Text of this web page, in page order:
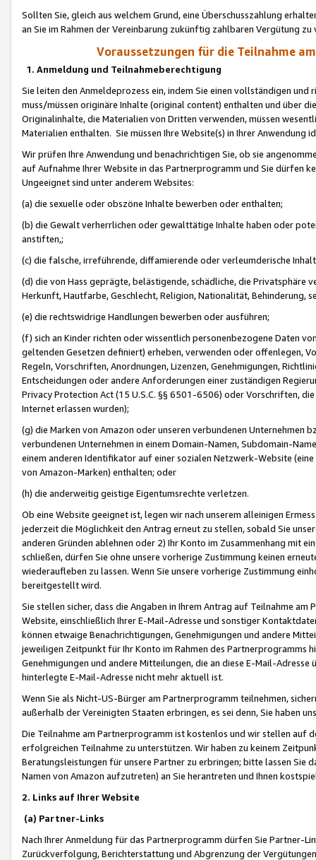
Sollten Sie, gleich aus welchem Grund, eine Überschusszahlung
an Sie im Rahmen der Vereinbarung zukünftig zahlbaren Vergütung zu
Voraussetzungen für die Teilnahme
1. Anmeldung und Teilnahmeberechtigung
Sie leiten den Anmeldeprozess ein, indem Sie einen vollständigen
muss/müssen originäre Inhalte (original content) enthalten und über
Originalinhalte, die Materialien von Dritten verwenden, müssen
Materialien enthalten. Sie müssen Ihre Website(s) in Ihrer Anwendung
Wir prüfen Ihre Anwendung und benachrichtigen Sie, ob sie
auf Aufnahme Ihrer Website in das Partnerprogramm und Sie dürfen
Ungeeignet sind unter anderem Websites:
(a) die sexuelle oder obszöne Inhalte bewerben oder enthalten;
(b) die Gewalt verherrlichen oder gewalttätige Inhalte haben oder
anstiften,;
(c) die falsche, irreführende, diffamierende oder verleumderische
(d) die von Hass geprägte, belästigende, schädliche, die Privatsphäre
Herkunft, Hautfarbe, Geschlecht, Religion, Nationalität, Behinderung,
(e) die rechtswidrige Handlungen bewerben oder ausführen;
(f) sich an Kinder richten oder wissentlich personenbezogene Daten
geltenden Gesetzen definiert) erheben, verwenden oder offenlegen,
Regeln, Vorschriften, Anordnungen, Lizenzen, Genehmigungen,
Entscheidungen oder andere Anforderungen einer zuständigen
Privacy Protection Act (15 U.S.C. §§ 6501-6506) oder Vorschriften,
Internet erlassen wurden);
(g) die Marken von Amazon oder unseren verbundenen Unternehmen
verbundenen Unternehmen in einem Domain-Namen, Subdomain-
einem anderen Identifikator auf einer sozialen Netzwerk-Website
von Amazon-Marken) enthalten; oder
(h) die anderweitig geistige Eigentumsrechte verletzen.
Ob eine Website geeignet ist, legen wir nach unserem alleinigen
jederzeit die Möglichkeit den Antrag erneut zu stellen, sobald Sie
anderen Gründen ablehnen oder 2) Ihr Konto im Zusammenhang mit
schließen, dürfen Sie ohne unsere vorherige Zustimmung keinen
wiederaufleben zu lassen. Wenn Sie unsere vorherige Zustimmung
bereitgestellt wird.
Sie stellen sicher, dass die Angaben in Ihrem Antrag auf Teilnahme
Website, einschließlich Ihrer E-Mail-Adresse und sonstiger
können etwaige Benachrichtigungen, Genehmigungen und andere
jeweiligen Zeitpunkt für Ihr Konto im Rahmen des Partnerprogramms
Genehmigungen und andere Mitteilungen, die an diese E-Mail-
hinterlegte E-Mail-Adresse nicht mehr aktuell ist.
Wenn Sie als Nicht-US-Bürger am Partnerprogramm teilnehmen,
außerhalb der Vereinigten Staaten erbringen, es sei denn, Sie haben
Die Teilnahme am Partnerprogramm ist kostenlos und wir stellen auf
erfolgreichen Teilnahme zu unterstützen. Wir haben zu keinem
Beratungsleistungen für unsere Partner zu erbringen; bitte lassen Sie
Namen von Amazon aufzutreten) an Sie herantreten und Ihnen
2. Links auf Ihrer Website
(a) Partner-Links
Nach Ihrer Anmeldung für das Partnerprogramm dürfen Sie Partner-
Zurückverfolgung, Berichterstattung und Abgrenzung der